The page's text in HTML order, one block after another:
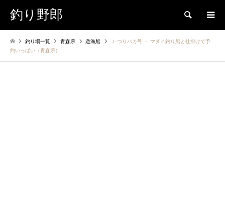
釣り野郎 検索
釣り場一覧 青森県 遊漁船
Ｊ-つりバカ号 － マダイ釣り船と仕掛けで予
約いっぱい（青森県）